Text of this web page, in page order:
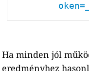
Ha minden jól
eredményhez